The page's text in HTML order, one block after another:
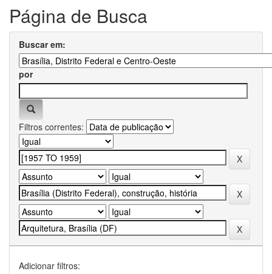
Página de Busca
Buscar em:
por
Filtros correntes:
Adicionar filtros: